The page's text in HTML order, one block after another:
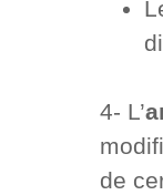
4- L’
de